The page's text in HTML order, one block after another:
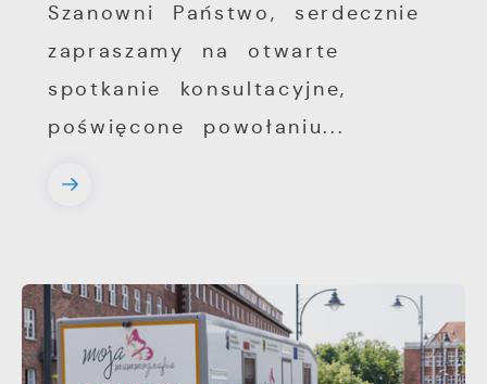
Szanowni Państwo, serdecznie
zapraszamy na otwarte
spotkanie konsultacyjne,
poświęcone powołaniu...